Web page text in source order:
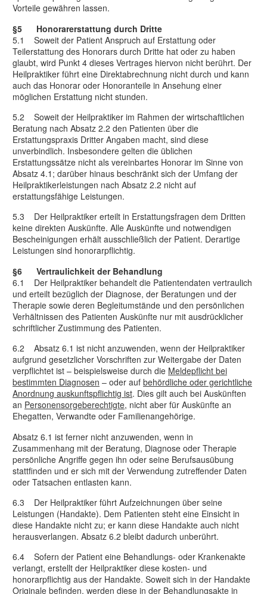
Vorteile gewähren lassen.
§5 Honorarerstattung durch Dritte
5.1 Soweit der Patient Anspruch auf Erstattung oder
Teilerstattung des Honorars durch Dritte hat oder zu haben
glaubt, wird Punkt 4 dieses Vertrages hiervon nicht berührt. Der
Heilpraktiker führt eine Direktabrechnung nicht durch und kann
auch das Honorar oder Honoranteile in Ansehung einer
möglichen Erstattung nicht stunden.
5.2 Soweit der Heilpraktiker im Rahmen der wirtschaftlichen
Beratung nach Absatz 2.2 den Patienten über die
Erstattungspraxis Dritter Angaben macht, sind diese
unverbindlich. Insbesondere gelten die üblichen
Erstattungssätze nicht als vereinbartes Honorar im Sinne von
Absatz 4.1; darüber hinaus beschränkt sich der Umfang der
Heilpraktikerleistungen nach Absatz 2.2 nicht auf
erstattungsfähige Leistungen.
5.3 Der Heilpraktiker erteilt in Erstattungsfragen dem Dritten
keine direkten Auskünfte. Alle Auskünfte und notwendigen
Bescheinigungen erhält ausschließlich der Patient. Derartige
Leistungen sind honorarpflichtig.
§6 Vertraulichkeit der Behandlung
6.1 Der Heilpraktiker behandelt die Patientendaten vertraulich
und erteilt bezüglich der Diagnose, der Beratungen und der
Therapie sowie deren Begleitumstände und den persönlichen
Verhältnissen des Patienten Auskünfte nur mit ausdrücklicher
schriftlicher Zustimmung des Patienten.
6.2 Absatz 6.1 ist nicht anzuwenden, wenn der Heilpraktiker
aufgrund gesetzlicher Vorschriften zur Weitergabe der Daten
verpflichtet ist – beispielsweise durch die Meldepflicht bei
bestimmten Diagnosen – oder auf behördliche oder gerichtliche
Anordnung auskunftspflichtig ist. Dies gilt auch bei Auskünften
an Personensorgeberechtigte, nicht aber für Auskünfte an
Ehegatten, Verwandte oder Familienangehörige.
Absatz 6.1 ist ferner nicht anzuwenden, wenn in
Zusammenhang mit der Beratung, Diagnose oder Therapie
persönliche Angriffe gegen ihn oder seine Berufsausübung
stattfinden und er sich mit der Verwendung zutreffender Daten
oder Tatsachen entlasten kann.
6.3 Der Heilpraktiker führt Aufzeichnungen über seine
Leistungen (Handakte). Dem Patienten steht eine Einsicht in
diese Handakte nicht zu; er kann diese Handakte auch nicht
herausverlangen. Absatz 6.2 bleibt dadurch unberührt.
6.4 Sofern der Patient eine Behandlungs- oder Krankenakte
verlangt, erstellt der Heilpraktiker diese kosten- und
honorarpflichtig aus der Handakte. Soweit sich in der Handakte
Originale befinden, werden diese in der Behandlungsakte in